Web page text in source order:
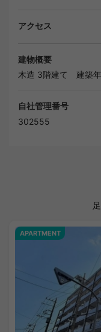
アクセス
建物概要
木造 3階建て
建築
自社管理番号
302555
APARTMENT